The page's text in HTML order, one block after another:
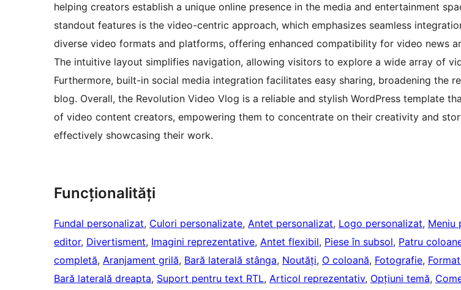
helping creators establish a unique online presence in the media and entertainment
standout features is the video-centric approach, which emphasizes seamless
diverse video formats and platforms, offering enhanced compatibility for video news
The intuitive layout simplifies navigation, allowing visitors to explore a wide array of
Furthermore, built-in social media integration facilitates easy sharing, broadening the
blog. Overall, the Revolution Video Vlog is a reliable and stylish WordPress template
of video content creators, empowering them to concentrate on their creativity and
effectively showcasing their work.
Funcționalități
Fundal personalizat, Culori personalizate, Antet personalizat, Logo personalizat, Meniu
editor, Divertisment, Imagini reprezentative, Antet flexibil, Piese în subsol, Patru
completă, Aranjament grilă, Bară laterală stânga, Noutăți, O coloană, Fotografie,
Bară laterală dreapta, Suport pentru text RTL, Articol reprezentativ, Opțiuni temă,